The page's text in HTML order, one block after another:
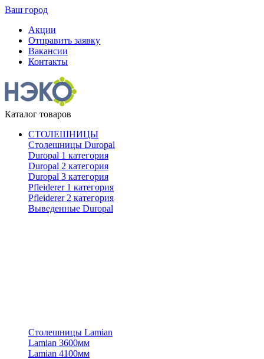
Ваш город
Акции
Отправить заявку
Вакансии
Контакты
Каталог товаров
СТОЛЕШНИЦЫ
Столешницы Duropal
Duropal 1 категория
Duropal 2 категория
Duropal 3 категория
Pfleiderer 1 категория
Pfleiderer 2 категория
Выведенные Duropal
Столешницы Lamian
Lamian 3600мм
Lamian 4100мм